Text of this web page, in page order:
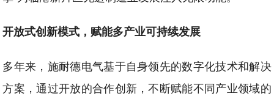
开放式创新模式，赋能多产业可持续发展
多年来，施耐德电气基于自身领先的数字化技术和解决
方案，通过开放的合作创新，不断赋能不同产业领域的